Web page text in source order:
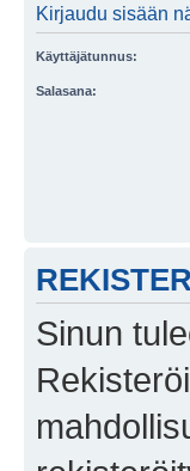
Kirjaudu sisään
Käyttäjätunnus:
Salasana:
Sinun